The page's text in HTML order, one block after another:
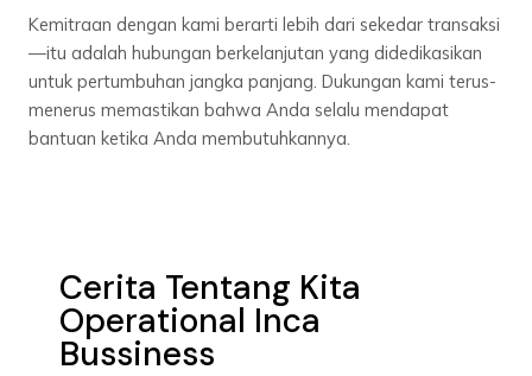
Kemitraan dengan kami berarti lebih dari sekedar transaksi
—itu adalah hubungan berkelanjutan yang didedikasikan
untuk pertumbuhan jangka panjang. Dukungan kami terus-
menerus memastikan bahwa Anda selalu mendapat
bantuan ketika Anda membutuhkannya.
Cerita Tentang Kita
Operational Inca
Bussiness